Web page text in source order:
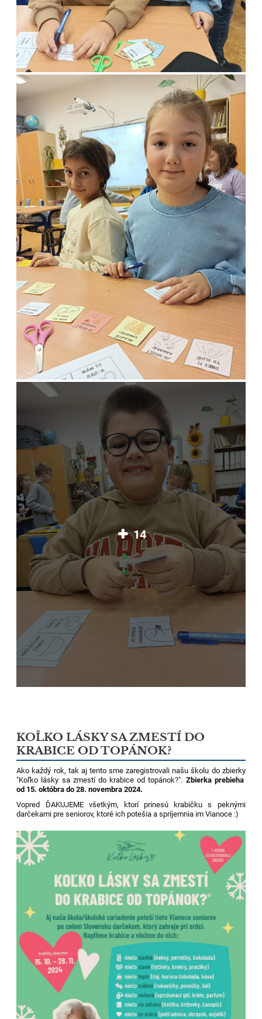
14
KOĽKO LÁSKY SA ZMESTÍ DO
KRABICE OD TOPÁNOK?
Ako každý rok, tak aj tento sme zaregistrovali našu školu do zbierky
"Koľko lásky sa zmestí do krabice od topánok?". Zbierka prebieha
od 15. októbra do 28. novembra 2024.
Vopred ĎAKUJEME všetkým, ktorí prinesú krabičku s peknými
darčekami pre seniorov, ktoré ich potešia a spríjemnia im Vianoce :)